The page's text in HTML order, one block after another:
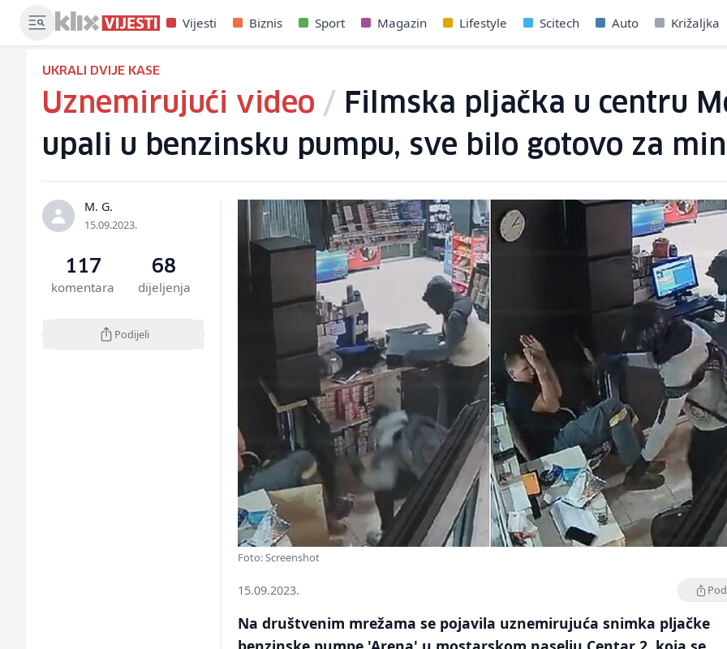
Vijesti Biznis Sport Magazin Lifestyle Scitech Auto Križaljka
UKRALI DVIJE KASE
Uznemirujući video / Filmska pljačka u centru
upali u benzinsku pumpu, sve bilo gotovo za
M. G.
15.09.2023.
117
komentara
68
dijeljenja
Podijeli
Foto: Screenshot
15.09.2023.
Na društvenim mrežama se pojavila uznemirujuća snimka pljačke